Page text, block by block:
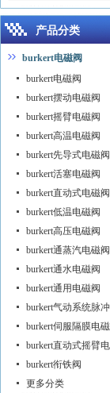
产品分类
burkert电磁阀
burkert电磁阀
burkert摆动电磁阀
burkert摇臂电磁阀
burkert高温电磁阀
burkert先导式电磁阀
burkert活塞电磁阀
burkert直动式电磁阀
burkert低温电磁阀
burkert高压电磁阀
burkert通蒸汽电磁阀
burkert通水电磁阀
burkert通用电磁阀
burkert气动系统脉
burkert伺服隔膜电
burkert直动式摇臂
burkert衔铁阀
更多分类